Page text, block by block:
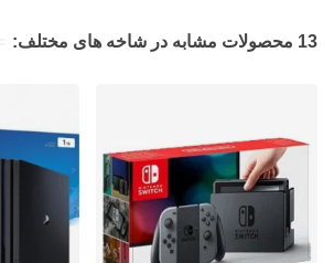
13 محصولات مشابه در شاخه های مختلف: